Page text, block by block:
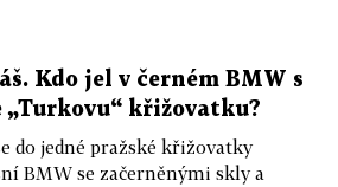
Kdo jel v černém BMW s
„Turkovu“ křižovatku?
do jedné pražské křižovatky
BMW se začerněnými skly a